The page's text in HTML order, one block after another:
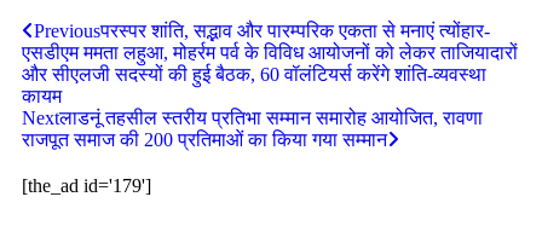
Previousपरस्पर शांति, सद्भाव और पारम्परिक एकता से मनाएं त्योंहार-
एसडीएम ममता लहुआ, मोहर्रम पर्व के विविध आयोजनों को लेकर ताजियादारों
और सीएलजी सदस्यों की हुई बैठक, 60 वॉलंटियर्स करेंगे शांति-व्यवस्था
कायम
Nextलाडनूं तहसील स्तरीय प्रतिभा सम्मान समारोह आयोजित, रावणा
राजपूत समाज की 200 प्रतिमाओं का किया गया सम्मान
[the_ad id='179']